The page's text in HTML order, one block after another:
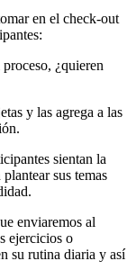
en el check-out
¿quieren
y las agrega a las
sientan la
sus temas
enviaremos al
ejercicios o
su rutina diaria y así